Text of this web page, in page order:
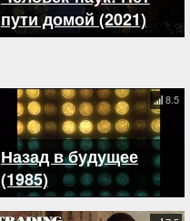
пути домой (2021)
Назад в будущее
(1985)
8.5